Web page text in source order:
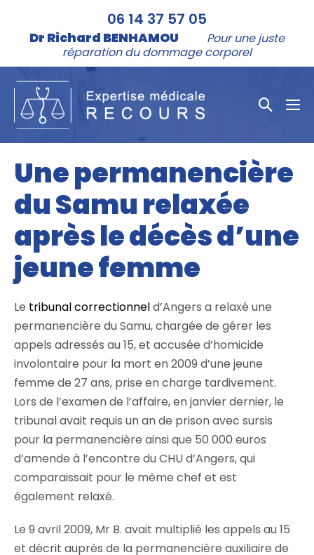
contenu
06 14 37 57 05
Dr Richard BENHAMOU
Pour une juste
réparation du dommage corporel
Une permanencière
du Samu relaxée
après le décès d’une
jeune femme
Le tribunal correctionneld’Angers a relaxé une
permanencière du Samu, chargée de gérer les
appels adressés au 15, et accusée d’homicide
involontaire pour la mort en 2009 d’une jeune
femme de 27 ans, prise en charge tardivement.
Lors de l’examen de l’affaire, en janvier dernier, le
tribunal avait requis un an de prison avec sursis
pour la permanencière ainsi que 50 000 euros
d’amende à l’encontre du CHU d’Angers, qui
comparaissait pour le même chef et est
également relaxé.
Le 9 avril 2009, Mr B. avait multiplié les appels au 15
et décrit auprès de la permanencière auxiliaire de